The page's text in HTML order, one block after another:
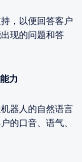
，以便回答客户
现的问题和答
力
器人的自然语言
的口音、语气、